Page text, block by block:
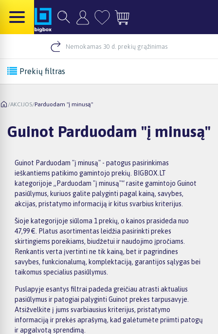
Nemokamas 30 d. prekių grąžinimas
Prekių filtras
/AKCIJOS/Parduodam "į minusą"
Guinot Parduodam "į minusą"
Guinot Parduodam "į minusą" - patogus pasirinkimas
ieškantiems patikimo gamintojo prekių. BIGBOX.LT
kategorijoje „Parduodam "į minusą"“ rasite gamintojo Guinot
pasiūlymus, kuriuos galite palyginti pagal kainą, savybes,
akcijas, pristatymo informaciją ir kitus svarbius kriterijus.
Šioje kategorijoje siūloma 1 prekių, o kainos prasideda nuo
47,99 €. Platus asortimentas leidžia pasirinkti prekes
skirtingiems poreikiams, biudžetui ir naudojimo įpročiams.
Renkantis verta įvertinti ne tik kainą, bet ir pagrindines
savybes, funkcionalumą, komplektaciją, garantijos sąlygas bei
taikomus specialius pasiūlymus.
Puslapyje esantys filtrai padeda greičiau atrasti aktualius
pasiūlymus ir patogiai palyginti Guinot prekes tarpusavyje.
Atsižvelkite į jums svarbiausius kriterijus, pristatymo
informaciją ir prekės aprašymą, kad galėtumėte priimti patogų
ir apgalvotą sprendimą.